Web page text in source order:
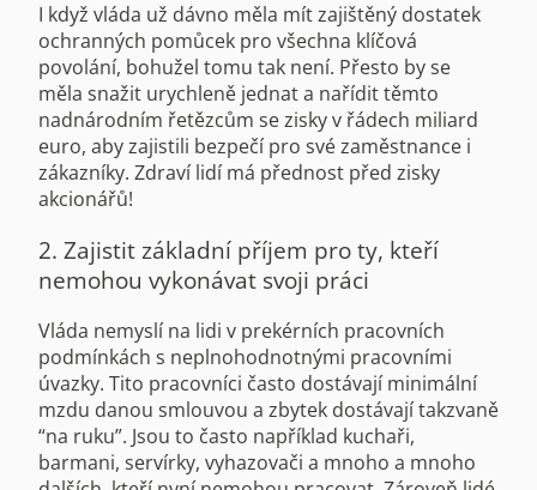
I když vláda už dávno měla mít zajištěný dostatek
ochranných pomůcek pro všechna klíčová
povolání, bohužel tomu tak není. Přesto by se
měla snažit urychleně jednat a nařídit těmto
nadnárodním řetězcům se zisky v řádech miliard
euro, aby zajistili bezpečí pro své zaměstnance i
zákazníky. Zdraví lidí má přednost před zisky
akcionářů!
2. Zajistit základní příjem pro ty, kteří
nemohou vykonávat svoji práci
Vláda nemyslí na lidi v prekérních pracovních
podmínkách s neplnohodnotnými pracovními
úvazky. Tito pracovníci často dostávají minimální
mzdu danou smlouvou a zbytek dostávají takzvaně
“na ruku”. Jsou to často například kuchaři,
barmani, servírky, vyhazovači a mnoho a mnoho